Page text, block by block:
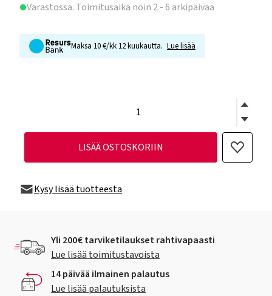
Varastossa. Toimitusaika noin 2 - 6 arkipäivää
Maksa 10 €/kk 12 kuukautta. Lue lisää
LISÄÄ OSTOSKORIIN
Kysy lisää tuotteesta
Yli 200€ tarviketilaukset rahtivapaasti
Lue lisää toimitustavoista
14 päivää ilmainen palautus
Lue lisää palautuksista